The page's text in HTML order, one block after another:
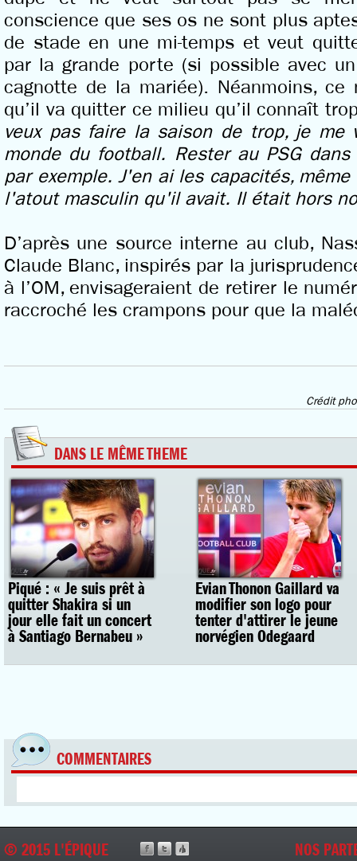
conscience que ses os ne sont plus
de stade en une mi-temps et veut
par la grande porte (si possible avec
cagnotte de la mariée). Néanmoins, ce
qu’il va quitter ce milieu qu’il connaît
veux pas faire la saison de trop, je me
monde du football. Rester au PSG
par exemple. J'en ai les capacités,
l'atout masculin qu'il avait. Il était hors
D’après une source interne au club,
Claude Blanc, inspirés par la
à l’OM, envisageraient de retirer le
raccroché les crampons pour que la
Crédit
DANS LE MÊME THEME
Piqué : « Je suis prêt à
quitter Shakira si un
jour elle fait un concert
à Santiago Bernabeu »
Evian Thonon Gaillard va
modifier son logo pour
tenter d'attirer le jeune
norvégien Odegaard
COMMENTAIRES
© 2015 L'ÉPIQUE NOS